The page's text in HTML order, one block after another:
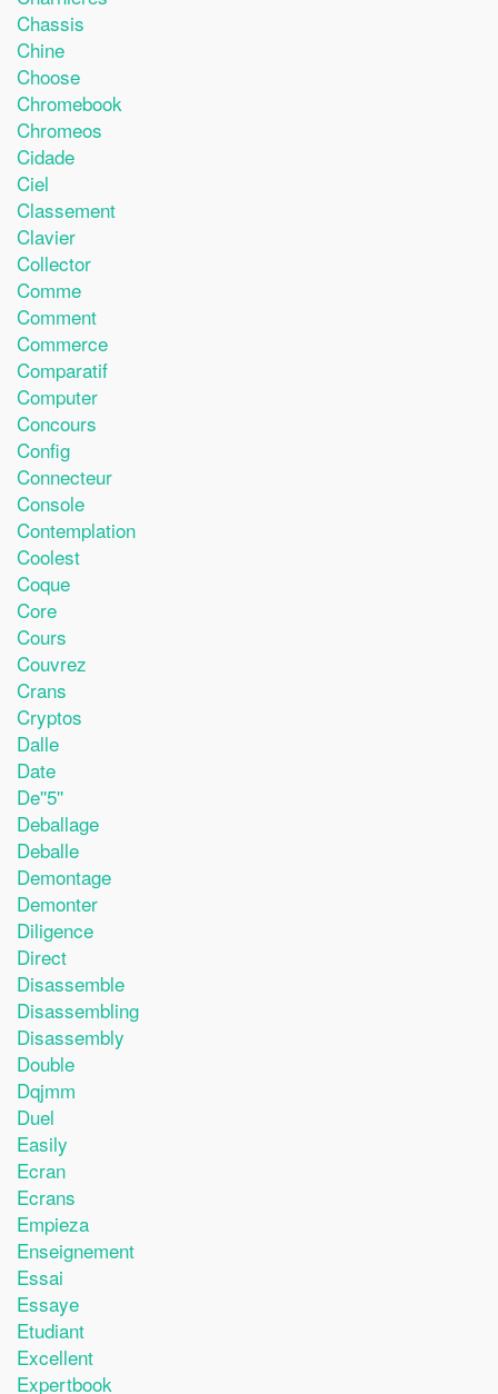
Chassis
Chine
Choose
Chromebook
Chromeos
Cidade
Ciel
Classement
Clavier
Collector
Comme
Comment
Commerce
Comparatif
Computer
Concours
Config
Connecteur
Console
Contemplation
Coolest
Coque
Core
Cours
Couvrez
Crans
Cryptos
Dalle
Date
De''5''
Deballage
Deballe
Demontage
Demonter
Diligence
Direct
Disassemble
Disassembling
Disassembly
Double
Dqjmm
Duel
Easily
Ecran
Ecrans
Empieza
Enseignement
Essai
Essaye
Etudiant
Excellent
Expertbook